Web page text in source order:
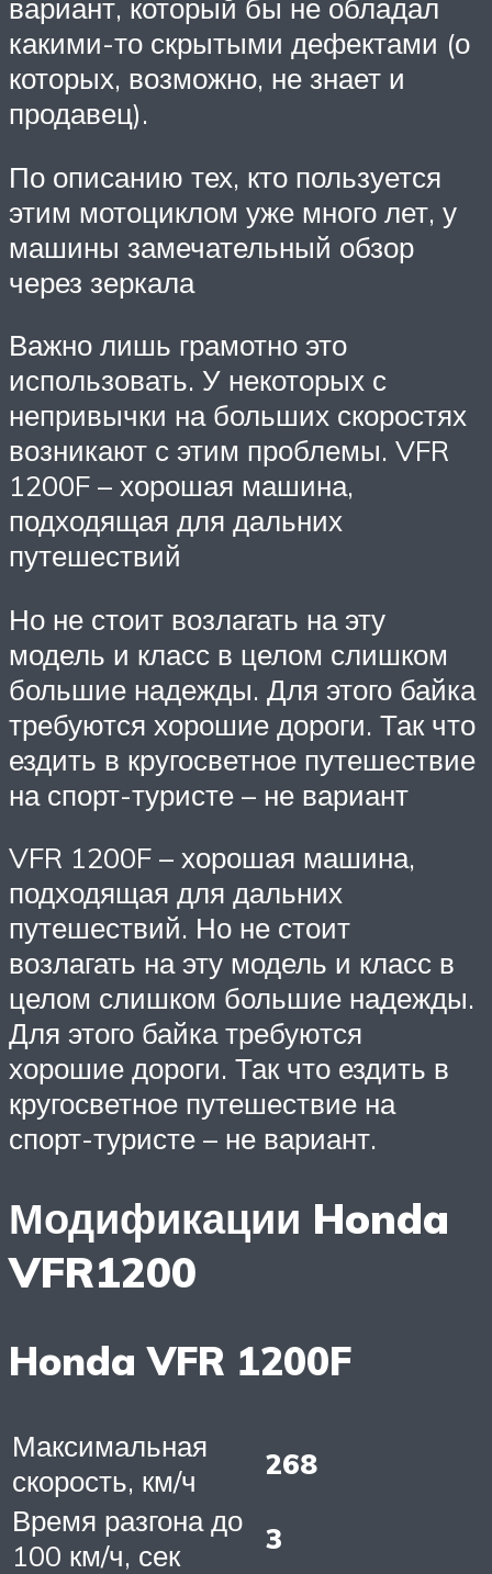
вариант, который бы не обладал
какими-то скрытыми дефектами (о
которых, возможно, не знает и
продавец).
По описанию тех, кто пользуется
этим мотоциклом уже много лет, у
машины замечательный обзор
через зеркала
Важно лишь грамотно это
использовать. У некоторых с
непривычки на больших скоростях
возникают с этим проблемы. VFR
1200F – хорошая машина,
подходящая для дальних
путешествий
Но не стоит возлагать на эту
модель и класс в целом слишком
большие надежды. Для этого байка
требуются хорошие дороги. Так что
ездить в кругосветное путешествие
на спорт-туристе – не вариант
VFR 1200F – хорошая машина,
подходящая для дальних
путешествий. Но не стоит
возлагать на эту модель и класс в
целом слишком большие надежды.
Для этого байка требуются
хорошие дороги. Так что ездить в
кругосветное путешествие на
спорт-туристе – не вариант.
Модификации Honda
VFR1200
Honda VFR 1200F
Максимальная
скорость, км/ч
268
Время разгона до
100 км/ч, сек
3